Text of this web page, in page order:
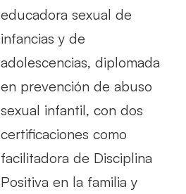
educadora sexual de
infancias y de
adolescencias, diplomada
en prevención de abuso
sexual infantil, con dos
certificaciones como
facilitadora de Disciplina
Positiva en la familia y